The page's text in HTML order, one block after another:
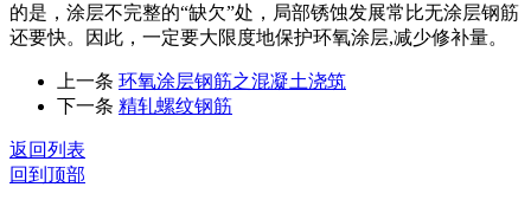
的是，涂层不完整的“缺欠”处，局部锈蚀发展常比无涂层钢筋
还要快。因此，一定要大限度地保护环氧涂层,减少修补量。
上一条 环氧涂层钢筋之混凝土浇筑
下一条 精轧螺纹钢筋
返回列表
回到顶部